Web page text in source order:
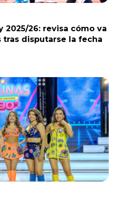
2025/26: revisa cómo va
disputarse la fecha